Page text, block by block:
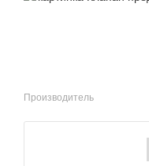
Производитель